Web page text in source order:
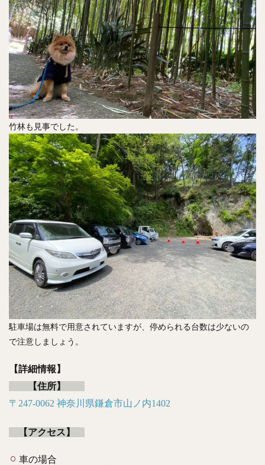
竹林も見事でした。
駐車場は無料で用意されていますが、停められる台数は少ないの
で注意しましょう。
【詳細情報】
【住所】
〒247-0062 神奈川県鎌倉市山ノ内1402
【アクセス】
車の場合